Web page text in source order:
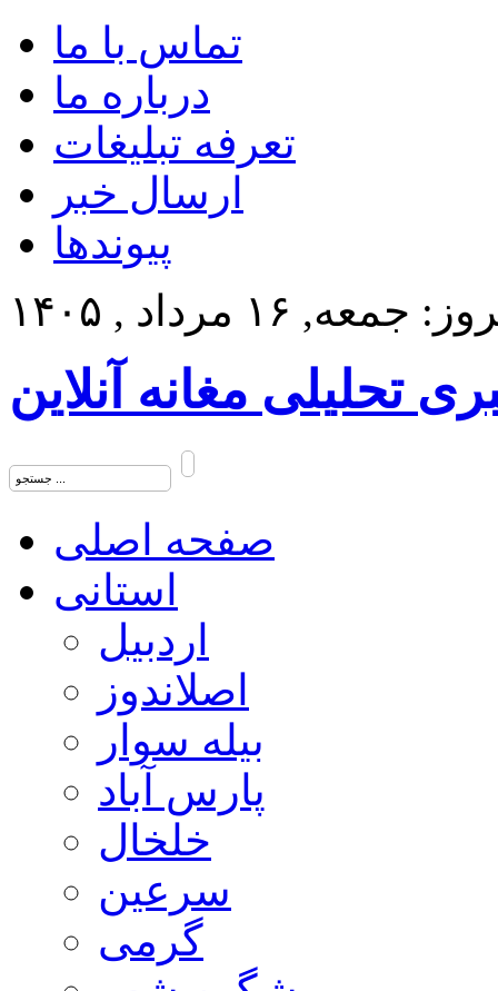
تماس با ما
درباره ما
تعرفه تبلیغات
ارسال خبر
پیوندها
جمعه, ۱۶ مرداد , ۱۴۰۵
تحلیلی مغانه آنلاین
صفحه اصلی
استانی
اردبیل
اصلاندوز
بیله سوار
پارس آباد
خلخال
سرعین
گرمی